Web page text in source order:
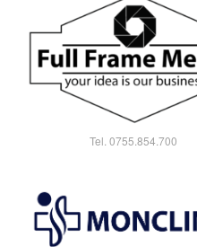
Tel. 0755.854.700